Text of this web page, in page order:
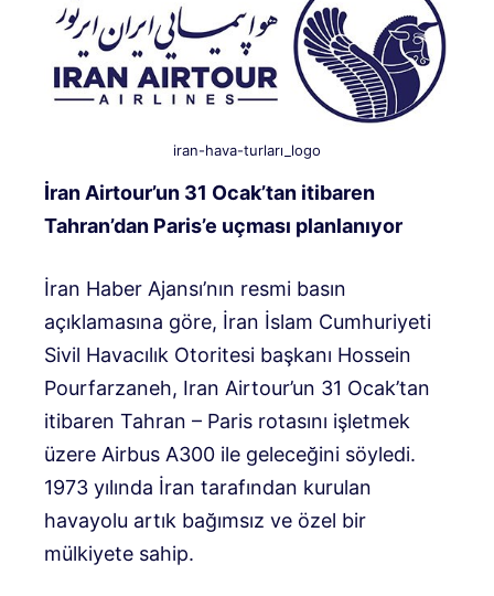
iran-hava-turları_logo
İran Airtour’un 31 Ocak’tan itibaren
Tahran’dan Paris’e uçması planlanıyor
İran Haber Ajansı’nın resmi basın
açıklamasına göre, İran İslam Cumhuriyeti
Sivil Havacılık Otoritesi başkanı Hossein
Pourfarzaneh, Iran Airtour’un 31 Ocak’tan
itibaren Tahran – Paris rotasını işletmek
üzere Airbus A300 ile geleceğini söyledi.
1973 yılında İran tarafından kurulan
havayolu artık bağımsız ve özel bir
mülkiyete sahip.